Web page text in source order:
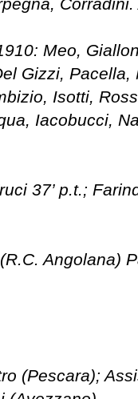
Meo,
Gizzi, Pacella,
Isotti,
Iacobucci,
37’ p.t.;
Angolana)
(Pescara);